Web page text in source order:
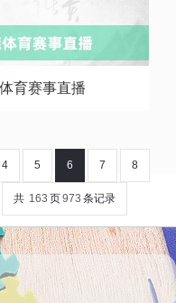
育赛事直播
4 5 6 7 8
共 163 页973 条记录